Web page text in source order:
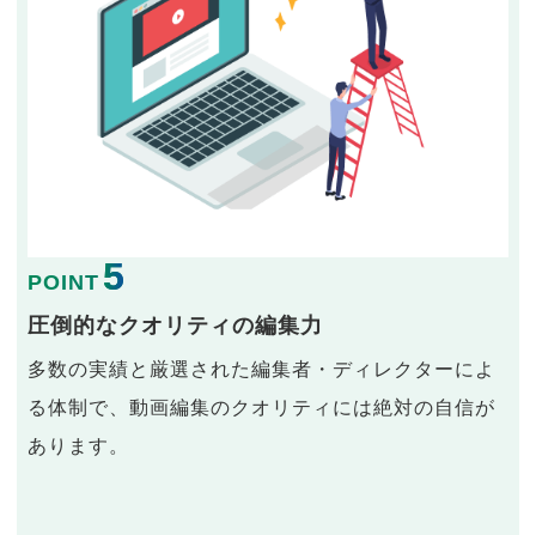
POINT 5
圧倒的なクオリティの編集力
多数の実績と厳選された編集者・ディレクターによ
る体制で、動画編集のクオリティには絶対の自信が
あります。